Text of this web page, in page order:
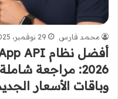
محمد فارس 29 نوفمبر، 2025
وباقات الأسعار